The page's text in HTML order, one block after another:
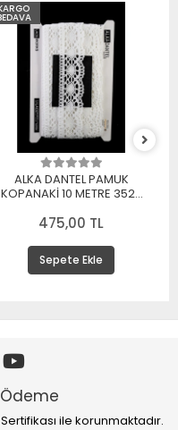
ALKA DANTEL PAMUK
KOPANAKİ 10 METRE 3520
475,00 TL
Sepete Ekle
ile korunmaktadır.